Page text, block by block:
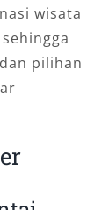
wisata
pilihan